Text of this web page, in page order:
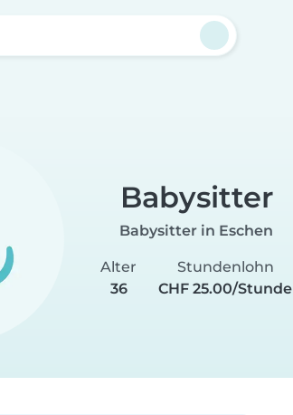
Babysitter
Babysitter in Eschen
Alter
36
Stundenlohn
CHF 25.00/Stunde